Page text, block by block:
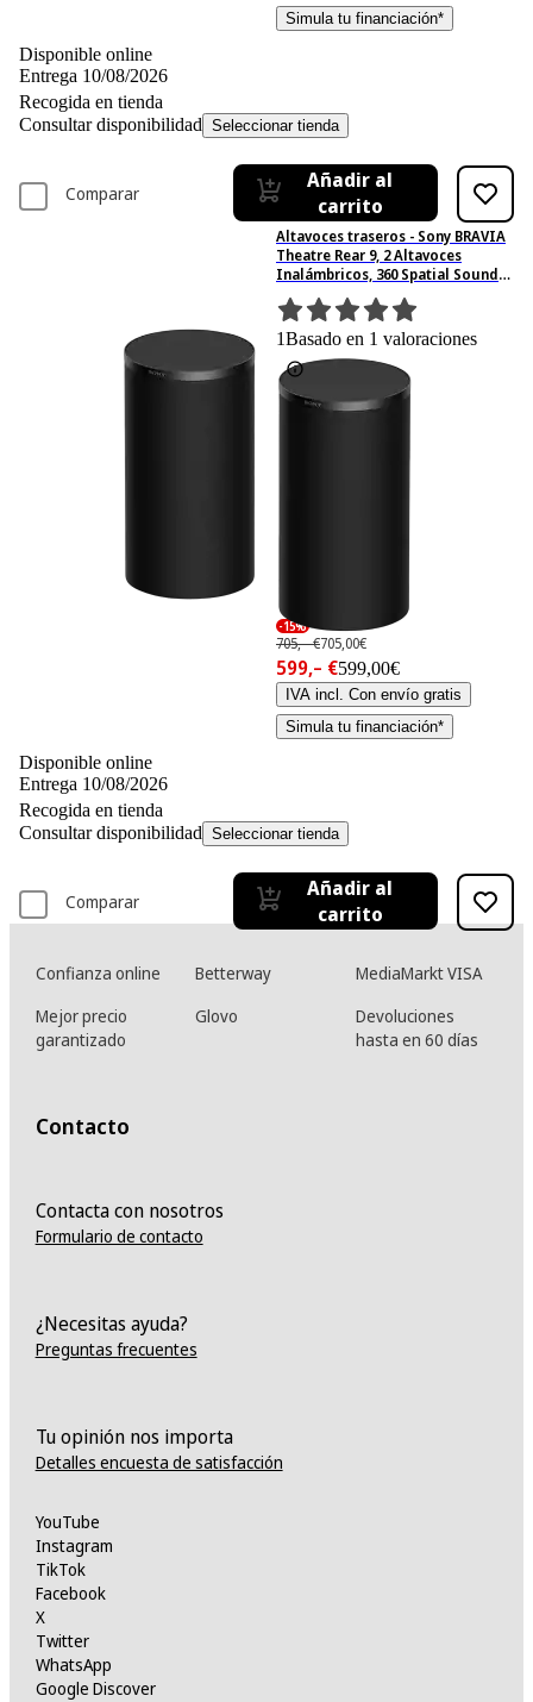
Simula tu financiación*
Disponible online
Entrega 10/08/2026
Recogida en tienda
Consultar disponibilidad Seleccionar tienda
Comparar
Añadir al
carrito
Altavoces traseros - Sony BRAVIA
Theatre Rear 9, 2 Altavoces
Inalámbricos, 360 Spatial Sound
Mapping, IMAX Enhanced, Fácil de
usar, SARS9, Negro
1Basado en 1 valoraciones
-15%
705,– €705,00€
599,– €599,00€
IVA incl. Con envío gratis
Simula tu financiación*
Disponible online
Entrega 10/08/2026
Recogida en tienda
Consultar disponibilidad Seleccionar tienda
Comparar
Añadir al
carrito
Confianza online Betterway
MediaMarkt VISA
Mejor precio
garantizado
Glovo
Devoluciones
hasta en 60 días
Contacto
Contacta con nosotros
Formulario de contacto
¿Necesitas ayuda?
Preguntas frecuentes
Tu opinión nos importa
Detalles encuesta de satisfacción
YouTube
Instagram
TikTok
Facebook
X
Twitter
WhatsApp
Google Discover